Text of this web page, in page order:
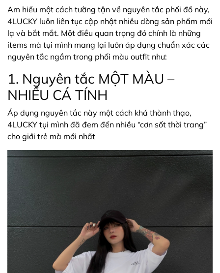
Am hiểu một cách tường tận về nguyên tắc phối đồ này,
4LUCKY luôn liên tục cập nhật nhiều dòng sản phẩm mới
lạ và bắt mắt. Một điều quan trọng đó chính là những
items mà tụi mình mang lại luôn áp dụng chuẩn xác các
nguyên tắc ngầm trong phối màu outfit như:
1. Nguyên tắc MỘT MÀU –
NHIỀU CÁ TÍNH
Áp dụng nguyên tắc này một cách khá thành thạo,
4LUCKY tụi mình đã đem đến nhiều “cơn sốt thời trang”
cho giới trẻ mà mới nhất